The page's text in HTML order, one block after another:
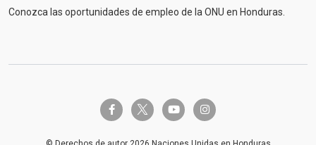
Conozca las oportunidades de empleo de la ONU en Honduras.
facebook-ftwitter-x youtube instagram